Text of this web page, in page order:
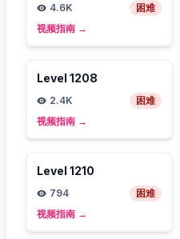
4.6K
困难
视频指南 →
Level 1208
2.4K
困难
视频指南 →
Level 1210
794
困难
视频指南 →